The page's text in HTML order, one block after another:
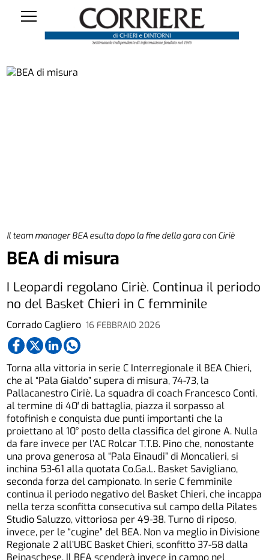
Il team manager BEA esulta dopo la fine della gara con Ciriè
Corrado Cagliero 16 FEBBRAIO 2026
BEA di misura
I Leopardi regolano Ciriè. Continua il periodo
no del Basket Chieri in C femminile
Torna alla vittoria in serie C Interregionale il BEA Chieri,
che al “Pala Gialdo” supera di misura, 74-73, la
Pallacanestro Ciriè. La squadra di coach Francesco Conti,
al termine di 40′ di battaglia, piazza il sorpasso al
fotofinish e conquista due punti importanti che la
proiettano al 10° posto della classifica del girone A. Nulla
da fare invece per l’AC Rolcar T.T.B. Pino che, nonostante
una prova generosa al “Pala Einaudi” di Moncalieri, si
inchina 53-61 alla quotata Co.Ga.L. Basket Savigliano,
seconda forza del campionato. In serie C femminile
continua il periodo negativo del Basket Chieri, che incappa
nella terza sconfitta consecutiva sul campo della Pilates
Studio Saluzzo, vittoriosa per 49-38. Turno di riposo,
invece, per le “cugine” del BEA. Non va meglio in Divisione
Regionale 2 all’UBC Basket Chieri, sconfitto 37-58 dalla
Beinaschese. Il BEA scenderà invece in campo nel